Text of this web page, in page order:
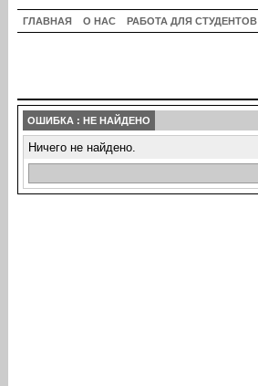
ГЛАВНАЯ О НАС РАБОТА ДЛЯ СТУДЕНТОВ
ОШИБКА : НЕ НАЙДЕНО
Ничего не найдено.